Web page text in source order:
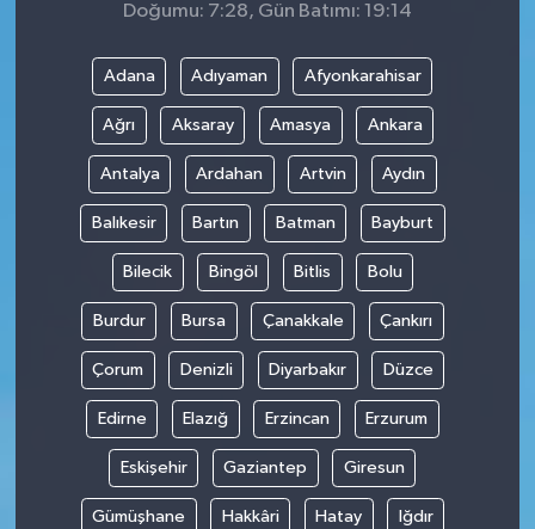
Doğumu: 7:28, Gün Batımı: 19:14
Adana Adıyaman Afyonkarahisar
Ağrı Aksaray Amasya Ankara
Antalya Ardahan Artvin Aydın
Balıkesir Bartın Batman Bayburt
Bilecik Bingöl Bitlis Bolu
Burdur Bursa Çanakkale Çankırı
Çorum Denizli Diyarbakır Düzce
Edirne Elazığ Erzincan Erzurum
Eskişehir Gaziantep Giresun
Gümüşhane Hakkâri Hatay Iğdır